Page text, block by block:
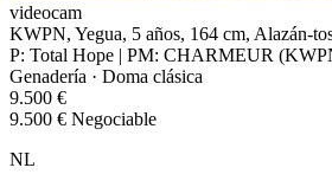
videocam
KWPN, Yegua, 5 años, 164 cm, Alazán-
P: Total Hope | PM: CHARMEUR
Genadería · Doma clásica
9.500 €
9.500 € Negociable
NL